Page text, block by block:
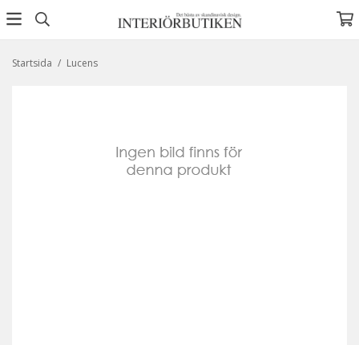
Startsida / Lucens